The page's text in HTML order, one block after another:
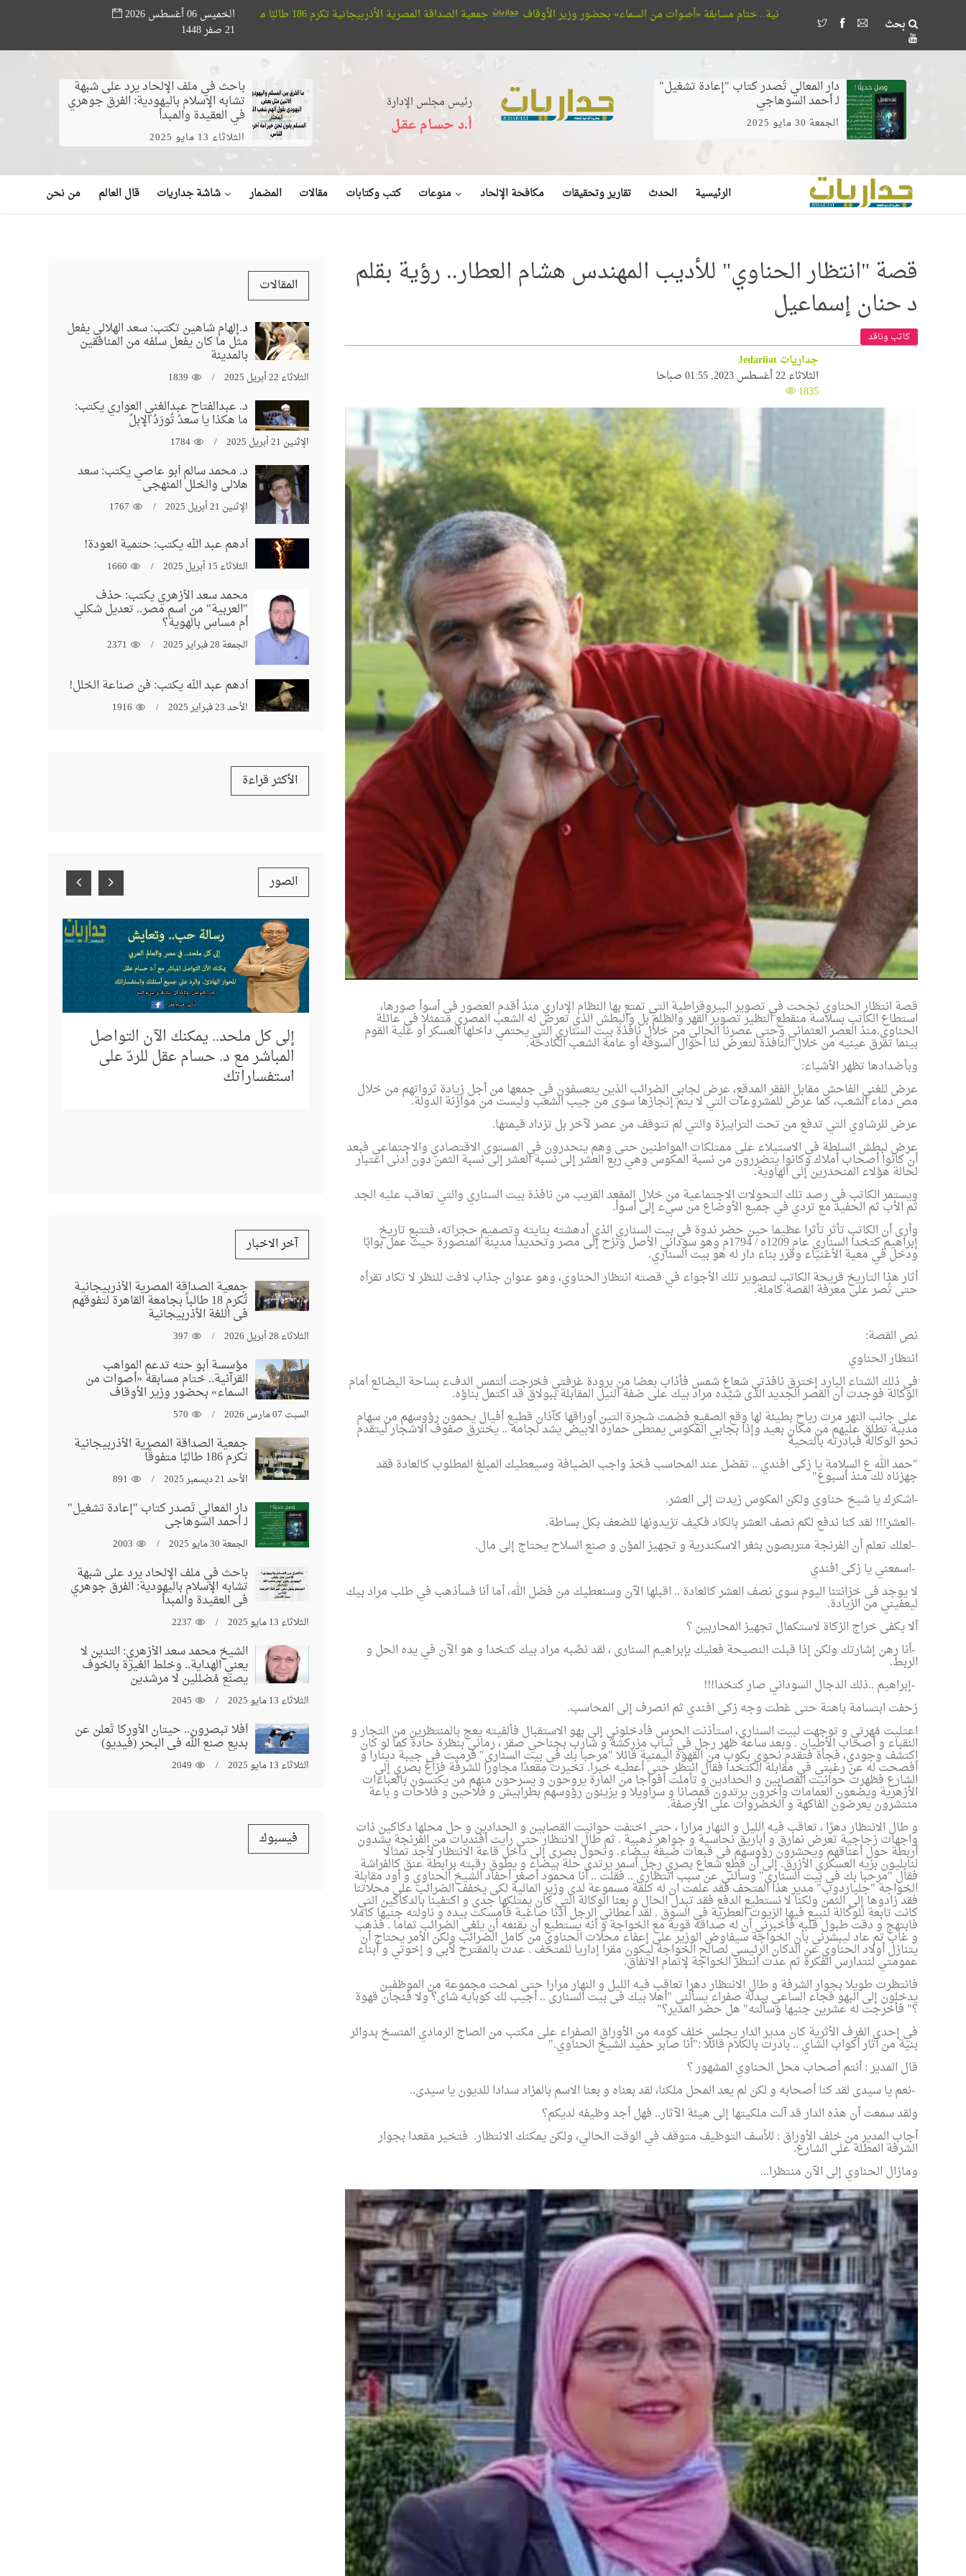
بحث
القرآنية.. ختام مسابقة «أصوات من السماء» بحضور وزير الأوقاف جمعية الصداقة المصرية الأذربيجانية تكرم 186 طالبًا متفوقًا دار المعالي تُصدر كتاب "إعادة تشغيل" لـ أحمد السوهاجي
الخميس 06 أغسطس 2026
21 صفر 1448
دار المعالي تُصدر كتاب "إعادة تشغيل"
لـ أحمد السوهاجي
الجمعة 30 مايو 2025
رئيس مجلس الإدارة
أ.د حسـام عقـل
باحث في ملف الإلحاد يرد على شبهة
تشابه الإسلام باليهودية: الفرق جوهري
في العقيدة والمبدأ
الثلاثاء 13 مايو 2025
الرئيسية الحدث تقارير وتحقيقات مكافحة الإلحاد منوعات كتب وكتابات مقالات المضمار شاشة جداريات قال العالم من نحن
قصة "انتظار الحناوي" للأديب المهندس هشام العطار.. رؤية بقلم
د حنان إسماعيل
كاتب وناقد
جداريات Jedariiat
الثلاثاء 22 أغسطس 2023, 01:55 صباحا
1835
قصة انتظار الحناوي نجحت في تصوير البيروقراطية التي تمتع بها النظام الإداري منذ أقدم العصور في أسوأ صورها،
استطاع الكاتب بسلاسة منقطع النظير تصوير القهر والظلم بل والبطش الذي تعرض له الشعب المصري متمثلا في عائلة
الحناوي.منذ العصر العثماني وحتى عصرنا الحالي من خلال نافذة بيت السناري التي يحتمي داخلها العسكر أو علية القوم
بينما تمرق عينيه من خلال النافذة لتعرض لنا أحوال السوقه أو عامة الشعب الكادحة.
وبأضدادها تظهر الأشياء:
عرض للغني الفاحش مقابل الفقر المدقع، عرض لجابي الضرائب الذين يتعسفون في جمعها من أجل زيادة ثرواتهم من خلال
مص دماء الشعب، كما عرض للمشروعات التي لا يتم إنجازها سوى من جيب الشعب وليست من موازنة الدولة.
عرض للرشاوي التي تدفع من تحت الترابيزة والتي لم تتوقف من عصر لآخر بل تزداد قيمتها.
عرض لبطش السلطة في الاستيلاء على ممتلكات المواطنين حتى وهم ينحدرون في المستوى الاقتصادي والاجتماعي فبعد
أن كانوا أصحاب أملاك وكانوا يتضررون من نسبة المكوس وهي ربع العشر إلى نسبة العشر إلى نسبة الثمن دون أدنى اعتبار
لحالة هؤلاء المنحدرين إلى الهاوية.
ويستمر الكاتب في رصد تلك التحولات الاجتماعية من خلال المقعد القريب من نافذة بيت السناري والتي تعاقب عليه الجد
ثم الأب ثم الحفيد مع تردي في جميع الأوضاع من سيء إلى أسوأ.
وأرى أن الكاتب تأثر تأثرا عظيما حين حضر ندوة في بيت السناري الذي أدهشته بنايته وتصميم حجراته، فتتبع تاريخ
إبراهيم كتخدا السناري عام 1209ه / 1794م وهو سوداني الأصل ونزح إلى مصر وتحديدا مدينة المنصورة حيث عمل بوابًا
ودخل في معية الأغنياء وقرر بناء دار له هو بيت السناري.
أثار هذا التاريخ قريحة الكاتب لتصوير تلك الأجواء في قصته انتظار الحناوي، وهو عنوان جذاب لافت للنظر لا تكاد تقرأه
حتى تُصر على معرفة القصة كاملة.
نص القصة:
انتظار الحناوي
في ذلك الشتاء البارد إخترق نافذتي شعاع شمس فأذاب بعضا من برودة غرفتي فخرجت ألتمس الدفء بساحة البضائع أمام
الوكالة فوجدت أن القصر الجديد الذى شيَّده مراد بيك على ضفة النيل المقابلة ببولاق قد اكتمل بناؤه.
على جانب النهر مرت رياح بطيئة لها وقع الصقيع فضمت شجرة التين أوراقها كآذان قطيع أفيال يحمون رؤوسهم من سهام
مدببة تطلق عليهم من مكان بعيد وإذا بجابي المكوس يمتطى حماره الابيض يشد لجامه .. يخترق صفوف الاشجار ليتقدم
نحو الوكالة فبادرته بالتحية
"حمد الله ع السلامة يا زكى افندي .. تفضل عند المحاسب فخذ واجب الضيافة وسيعطيك المبلغ المطلوب كالعادة فقد
جهزناه لك منذ أسبوع"
-اشكرك يا شيخ حناوي ولكن المكوس زيدت إلى العشر.
-العشر!!! لقد كنا ندفع لكم نصف العشر بالكاد فكيف تزيدونها للضعف بكل بساطة.
-لعلك تعلم أن الفرنجة متربصون بثغر الاسكندرية و تجهيز المؤن و صنع السلاح يحتاج إلى مال.
-اسمعني يا زكى افندي
لا يوجد فى خزانتنا اليوم سوى نصف العشر كالعادة .. اقبلها الآن وسنعطيك من فضل الله، أما أنا فسأذهب في طلب مراد بيك
ليعفيني من الزيادة.
ألا يكفى خراج الزكاة لاستكمال تجهيز المحاربين ؟
-أنا رهن إشارتك ولكن إذا قبلت النصيحة فعليك بإبراهيم السنارى ، لقد نصَّبه مراد بيك كتخدا و هو الآن في يده الحل و
الربط.
-إبراهيم ..ذلك الدجال السوداني صار كتخدا!!!
زحفت ابتسامة باهتة حتى غطت وجه زكى افندي ثم انصرف إلى المحاسب.
اعتليت مُهرتي و توجهت لبيت السنارى، استأذنت الحرس فأدخلوني إلى بهو الاستقبال فألفيته يعج بالمنتظرين من التجار و
النقباء و أصحاب الأطيان . وبعد ساعة ظهر رجل في ثياب مزركشة و شارب بجناحي صقر ، رماني بنظرة حادة كما لو كان
اكتشف وجودي، فجأة فتقدم نحوى بكوب من القهوة اليمنية قائلا "مرحبا بك في بيت السنارى" فرميت فى جيبة دينارا و
أفصحت له عن رغبتي في مقابلة الكتخدا فقال انتظر حتى أعطيه خبرا. تخيرت مِقعدًا مجاورا للشرفة فزاغ بصري إلي
الشارع فظهرت حوانيت القصابين و الحدادين و تأملت أفواجا من المارة يروحون و يسرحون منهم من يكتسون بالعباءات
الأزهرية ويضعون العمامات وآخرون يرتدون قمصانا و سراويلا و يزينون رؤوسهم بطرابيش و فلاحين و فلاحات و باعة
منتشرون يعرضون الفاكهة و الخضروات على الأرصفة.
و طال الانتظار دهرًا ، تعاقب فيه الليل و النهار مرارا ، حتى اختفت حوانيت القصابين و الحدادين و حل محلها دكاكين ذات
واجهات زجاجية تعرض نمارق و أباريق نحاسية و جواهر ذهبية . ثم طال الانتظار حتى رأيت أفنديات من الفرنجة يشدون
أربطة حول أعناقهم ويحشرون رؤوسهم فى قبعات ضيقة بيضاء. وتحول بصرى إلى داخل قاعة الانتظار لأجد تمثالا
لنابليون بزيه العسكري الأزرق. إلى أن قطع شعاع بصري رجل أسمر يرتدى حلة بيضاء و يطوق رقبته برابطة عنق كالفراشة
فقال "مرحبا بك في بيت السنارى" وسألني عن سبب انتظاري .. فقلت .. أنا محمود أصغر أحفاد الشيخ الحناوي و أود مقابلة
الخواجة "جلياردوب" مدير هذا المتحف فقد علمت ان له كلمة مسموعة لدى وزير المالية لكى يخفف الضرائب على محلاتنا
فقد زادوها إلى الثمن ولكنا لا نستطيع الدفع فقد تبدل الحال و بعنا الوكالة التي كان يمتلكها جدى و اكتفينا بالدكاكين التي
كانت تابعة للوكالة لنبيع فيها الزيوت العطرية في السوق . لقد أعطاني الرجل أذنا صاغية فأمسكت بيده و ناولته جنيها كاملا
فابتهج و دقت طبول قلبه فأخبرني أن له صداقه قوية مع الخواجة و أنه يستطيع أن يقنعه أن يلغي الضرائب تماما . فذهب
و غاب تم عاد ليبشرني بأن الخواجة سيفاوض الوزير على إعفاء محلات الحناوي من كامل الضرائب ولكن الأمر يحتاج أن
يتنازل أولاد الحناوي عن الدكان الرئيسي لصالح الخواجة ليكون مقرا إداريا للمتحف . عدت بالمقترح لأبى و إخوتي و أبناء
عمومتي لنتدارس الفكرة ثم عدت انتظر الخواجة لإتمام الاتفاق.
فانتظرت طويلا بجوار الشرفة و طال الانتظار دهرا تعاقب فيه الليل و النهار مرارا حتى لمحت مجموعة من الموظفين
يدخلون إلى البهو فجاء الساعي ببدلة صفراء يسألني "أهلا بيك فى بيت السنارى .. أجيب لك كوبايه شاى؟ ولا فنجان قهوة
؟" فأخرجت له عشرين جنيها وسألته" هل حضر المدير؟"
في إحدى الغرف الأثرية كان مدير الدار يجلس خلف كومه من الأوراق الصفراء على مكتب من الصاج الرمادي المتسخ بدوائر
بنية من آثار أكواب الشاي .. بادرت بالكلام قائلا :"أنا صابر حفيد الشيخ الحناوي".
قال المدير : أنتم أصحاب محل الحناوي المشهور ؟
-نعم يا سيدى لقد كنا أصحابه و لكن لم يعد المحل ملكنا، لقد بعناه و بعنا الاسم بالمزاد سدادا للديون يا سيدى..
ولقد سمعت أن هذه الدار قد آلت ملكيتها إلى هيئة الآثار.. فهل أجد وظيفه لديكم؟
أجاب المدير من خلف الأوراق : للأسف التوظيف متوقف في الوقت الحالي، ولكن يمكنك الانتظار. فتخير مقعدا بجوار
الشرفة المطلة على الشارع.
ومازال الحناوي إلى الآن منتظرا...
المقالات
د.إلهام شاهين تكتب: سعد الهلالي يفعل
مثل ما كان يفعل سلفه من المنافقين
بالمدينة
الثلاثاء 22 أبريل 2025 1839
د. عبدالفتاح عبدالغني العواري يكتب:
ما هكذا يا سعدُ تُورَدُ الإبِلُ
الإثنين 21 أبريل 2025 1784
د. محمد سالم أبو عاصي يكتب: سعد
هلالي والخلل المنهجي
الإثنين 21 أبريل 2025 1767
أدهم عبد الله يكتب: حتمية العودة!
الثلاثاء 15 أبريل 2025 1660
محمد سعد الأزهري يكتب: حذف
"العربية" من اسم مصر.. تعديل شكلي
أم مساس بالهوية؟
الجمعة 28 فبراير 2025 2371
أدهم عبد الله يكتب: فن صناعة الخلل!
الأحد 23 فبراير 2025 1916
الأكثر قراءة
الصور
ندوة لمناقشة كتاب
الفكر الإلحادي"
يهنئون الأمة العربية والإسلامية بعيد
الأضحى المبارك
إلى كل ملحد.. يمكنك الآن التواصل
استفساراتك
عالم بلا إلحاد.. الخميس 10:15م
بتوقيت القاهرة
آخر الاخبار
جمعية الصداقة المصرية الأذربيجانية
تُكرم 18 طالباً بجامعة القاهرة لتفوقهم
في اللغة الأذربيجانية
الثلاثاء 28 أبريل 2026 397
مؤسسة أبو حته تدعم المواهب
القرآنية.. ختام مسابقة «أصوات من
السماء» بحضور وزير الأوقاف
السبت 07 مارس 2026 570
جمعية الصداقة المصرية الأذربيجانية
تكرم 186 طالبًا متفوقًا
الأحد 21 ديسمبر 2025 891
دار المعالي تُصدر كتاب "إعادة تشغيل"
لـ أحمد السوهاجي
الجمعة 30 مايو 2025 2003
باحث في ملف الإلحاد يرد على شبهة
تشابه الإسلام باليهودية: الفرق جوهري
في العقيدة والمبدأ
الثلاثاء 13 مايو 2025 2237
الشيخ محمد سعد الأزهري: التدين لا
يعني الهداية.. وخلط الغيرة بالخوف
يصنع مُضللين لا مرشدين
الثلاثاء 13 مايو 2025 2045
أفلا تبصرون.. حيتان الأوركا تُعلن عن
بديع صنع الله في البحر (فيديو)
الثلاثاء 13 مايو 2025 2049
فيسبوك